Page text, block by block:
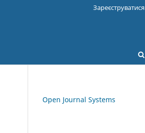
Зареєструватися
Open Journal Systems